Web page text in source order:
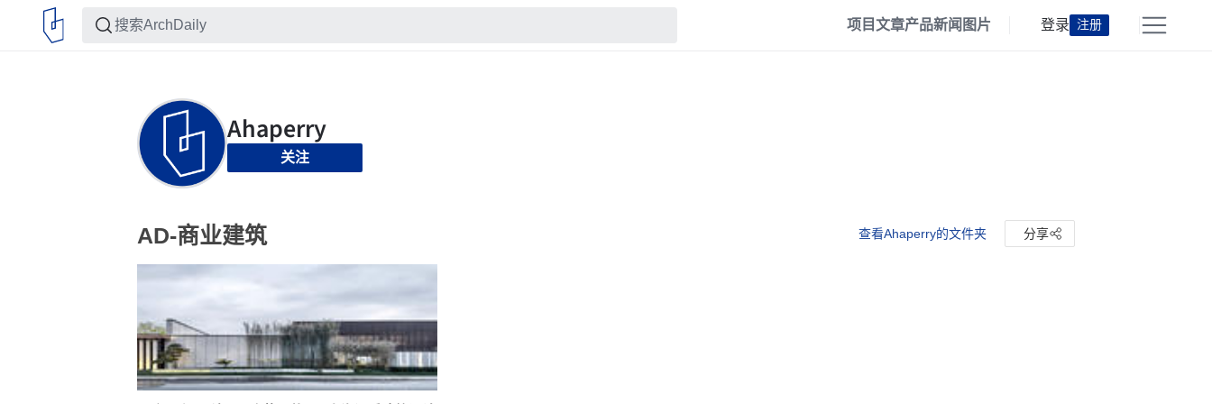
项目文章产品新闻 图片 登录 注册
关注
AD-商业建筑 查看Ahaperry的文件夹 分享